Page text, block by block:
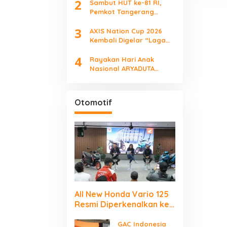
Berdaulat Terbanyak”
2
Sambut HUT ke-81 RI,
Pemkot Tangerang
hingga 45 Persen
3
AXIS Nation Cup 2026
Kembali Digelar “Laga
4
Rayakan Hari Anak
Nasional ARYADUTA
Otomotif
All New Honda Vario 125
Resmi Diperkenalkan ke
Tangerang
GAC Indonesia